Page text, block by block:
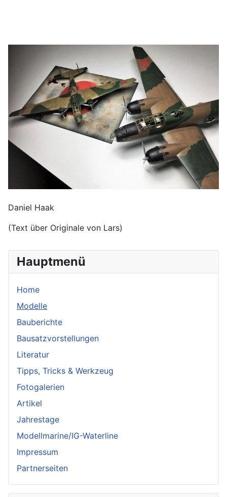
Hauptmenü
Home
Modelle
Bauberichte
Bausatzvorstellungen
Literatur
Tipps, Tricks & Werkzeug
Fotogalerien
Artikel
Jahrestage
Modellmarine/IG-Waterline
Impressum
Partnerseiten
Daniel Haak
(Text über Originale von Lars)